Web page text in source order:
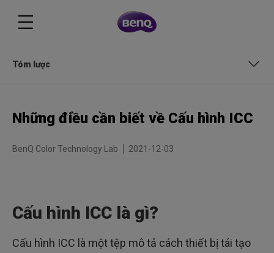
Tóm lược
Tại sao bạn cần Cấu hình ICC?
Sự khác biệt giữa Cấu hình ICC v2 và v4 là gì?
Những điều cần biết về Cấu hình ICC
BenQ Color Technology Lab 2021-12-03
Cấu hình ICC là gì?
Cấu hình ICC là một tệp mô tả cách thiết bị tái tạo